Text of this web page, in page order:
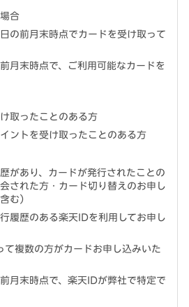
合
の前月末時点でカードを受け取って
月末時点で、ご利用可能なカードを
取ったことのある方
ントを受け取ったことのある方
があり、カードが発行されたことの
された方・カード切り替えのお申し
む）
履歴のある楽天IDを利用してお申し
て複数の方がカードお申し込みいた
月末時点で、楽天IDが弊社で特定で